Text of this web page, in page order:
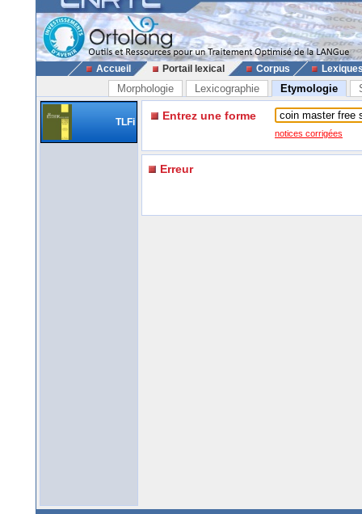
Accueil Portail lexical Corpus
Morphologie Lexicographie Etymologie
TLFi Entrez une forme
notices corrigées
Erreur